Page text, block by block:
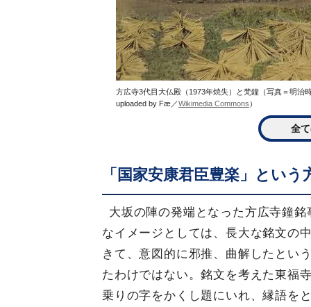
方広寺3代目大仏殿（1973年焼失）と梵鐘（写真＝明治
uploaded by Fæ／Wikimedia Commons ）
全
「国家安康君臣豊楽」とい
大坂の陣の発端となった方広寺鐘
なイメージとしては、長大な銘文の
きて、意図的に邪推、曲解したとい
たわけではない。銘文を考えた東福
乗りの字をかくし題にいれ、縁語を